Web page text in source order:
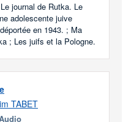
journal de Rutka. Le
adolescente juive
en 1943. ; Ma
; Les juifs et la Pologne.
TABET